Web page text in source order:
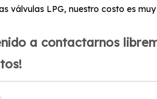
válvulas LPG, nuestro costo es
a contactarnos